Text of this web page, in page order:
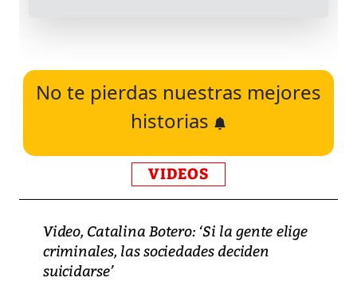
No te pierdas nuestras mejores
historias
VIDEOS
Video, Catalina Botero: ‘Si la gente elige
criminales, las sociedades deciden
suicidarse’